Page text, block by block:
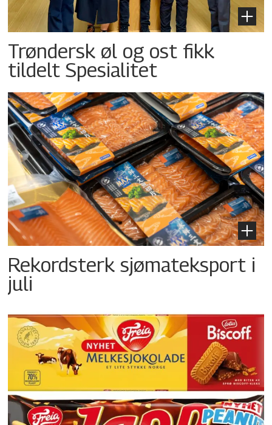
Trøndersk øl og ost fikk
tildelt Spesialitet
Rekordsterk sjømateksport i
juli